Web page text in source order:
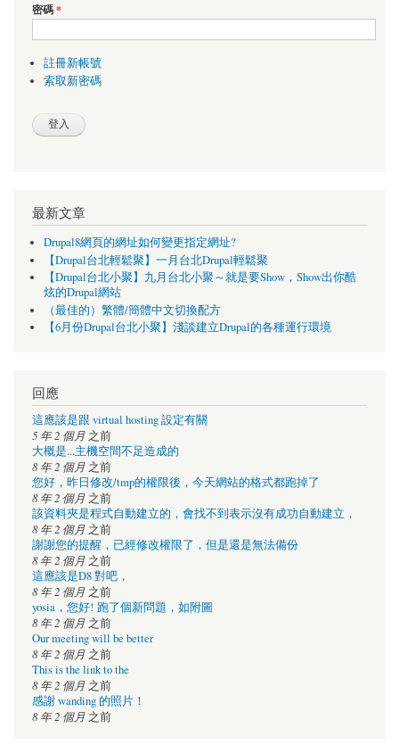
密碼*
註冊新帳號
索取新密碼
最新文章
Drupal8網頁的網址如何變更指定網址?
【Drupal台北輕鬆聚】一月台北Drupal輕鬆聚
【Drupal台北小聚】九月台北小聚～就是要Show，Show出你酷
炫的Drupal網站
（最佳的）繁體/簡體中文切換配方
【6月份Drupal台北小聚】淺談建立Drupal的各種運行環境
回應
這應該是跟 virtual hosting 設定有關
5 年 2 個月 之前
大概是...主機空間不足造成的
8 年 2 個月 之前
您好，昨日修改/tmp的權限後，今天網站的格式都跑掉了
8 年 2 個月 之前
該資料夾是程式自動建立的，會找不到表示沒有成功自動建立，
8 年 2 個月 之前
謝謝您的提醒，已經修改權限了，但是還是無法備份
8 年 2 個月 之前
這應該是D8 對吧，
8 年 2 個月 之前
yosia，您好! 跑了個新問題，如附圖
8 年 2 個月 之前
Our meeting will be better
8 年 2 個月 之前
This is the link to the
8 年 2 個月 之前
感謝 wanding 的照片！
8 年 2 個月 之前